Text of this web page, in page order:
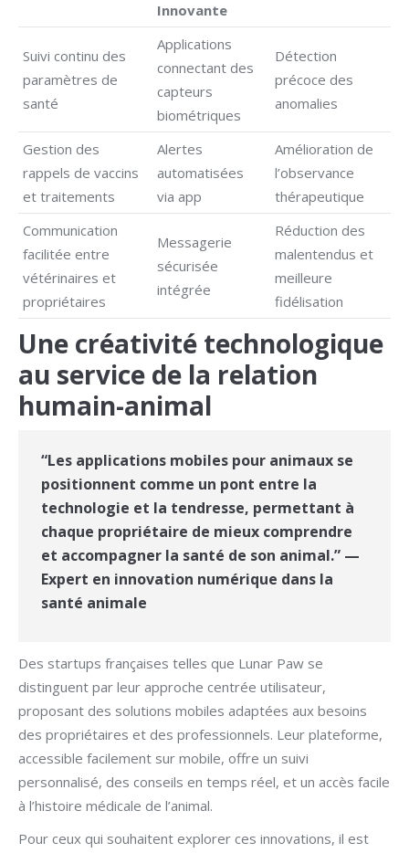
Innovante
Suivi continu des
paramètres de
santé
Applications
connectant des
capteurs
biométriques
Détection
précoce des
anomalies
Gestion des
rappels de vaccins
et traitements
Alertes
automatisées
via app
Amélioration de
l’observance
thérapeutique
Communication
facilitée entre
vétérinaires et
propriétaires
Messagerie
sécurisée
intégrée
Réduction des
malentendus et
meilleure
fidélisation
Une créativité technologique
au service de la relation
humain-animal
“Les applications mobiles pour animaux se
positionnent comme un pont entre la
technologie et la tendresse, permettant à
chaque propriétaire de mieux comprendre
et accompagner la santé de son animal.” —
Expert en innovation numérique dans la
santé animale
Des startups françaises telles que Lunar Paw se
distinguent par leur approche centrée utilisateur,
proposant des solutions mobiles adaptées aux besoins
des propriétaires et des professionnels. Leur plateforme,
accessible facilement sur mobile, offre un suivi
personnalisé, des conseils en temps réel, et un accès facile
à l’histoire médicale de l’animal.
Pour ceux qui souhaitent explorer ces innovations, il est